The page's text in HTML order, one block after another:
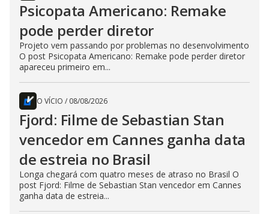
Psicopata Americano: Remake
pode perder diretor
Projeto vem passando por problemas no desenvolvimento
O post Psicopata Americano: Remake pode perder diretor
apareceu primeiro em...
O VÍCIO / 08/08/2026
Fjord: Filme de Sebastian Stan
vencedor em Cannes ganha data
de estreia no Brasil
Longa chegará com quatro meses de atraso no Brasil O
post Fjord: Filme de Sebastian Stan vencedor em Cannes
ganha data de estreia...